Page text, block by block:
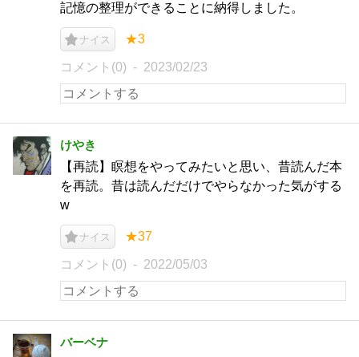
記憶の整理ができることに納得しました。
ナイス ★3
コメント(0) 2023/02/23
けやき
【再読】瞑想をやってみたいと思い、昔読んだ本
を再読。昔は読んだだけでやらなかった気がする
w
ナイス ★37
コメント(0) 2022/05/03
バーベナ